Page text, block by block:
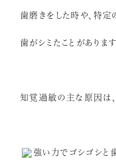
矯正歯科
ホワイトニング
歯磨きをした時や、特定
歯がシミたことがありま
知覚過敏の主な原因は、
強い力でゴシゴシと